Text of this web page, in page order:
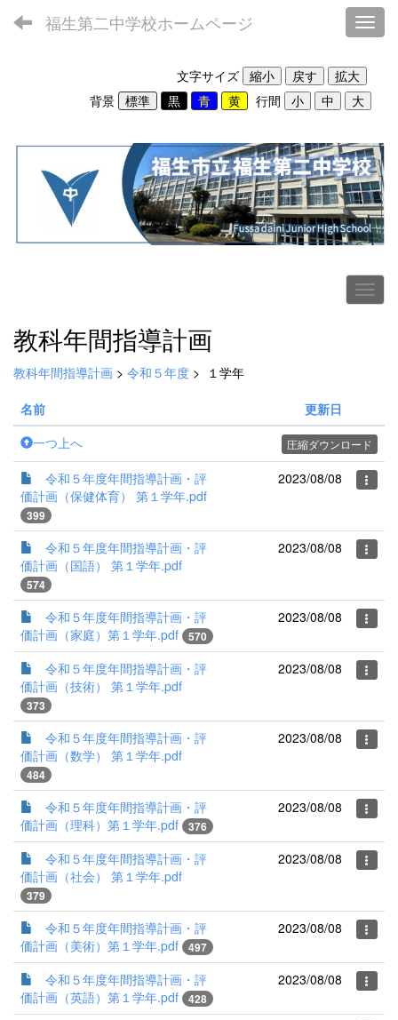
福生第二中学校ホームページ
文字サイズ
背景
行間
教科年間指導計画
教科年間指導計画 > 令和５年度 > １学年
名前
更新日
一つ上へ
圧縮ダウンロード
令和５年度年間指導計画・評
価計画（保健体育） 第１学年.pdf
399
2023/08/08
令和５年度年間指導計画・評
価計画（国語） 第１学年.pdf
574
2023/08/08
令和５年度年間指導計画・評
価計画（家庭）第１学年.pdf
570
2023/08/08
令和５年度年間指導計画・評
価計画（技術） 第１学年.pdf
373
2023/08/08
令和５年度年間指導計画・評
価計画（数学） 第１学年.pdf
484
2023/08/08
令和５年度年間指導計画・評
価計画（理科）第１学年.pdf
376
2023/08/08
令和５年度年間指導計画・評
価計画（社会） 第１学年.pdf
379
2023/08/08
令和５年度年間指導計画・評
価計画（美術）第１学年.pdf
497
2023/08/08
令和５年度年間指導計画・評
価計画（英語）第１学年.pdf
428
2023/08/08